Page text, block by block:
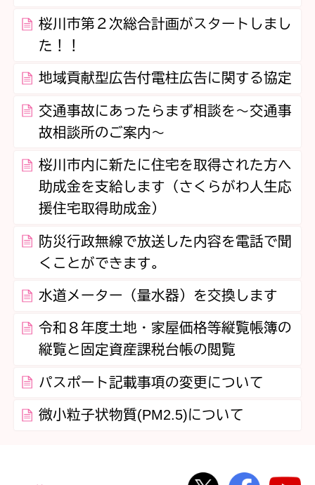
桜川市第２次総合計画がスタートしまし
た！！
地域貢献型広告付電柱広告に関する協定
交通事故にあったらまず相談を～交通事
故相談所のご案内～
桜川市内に新たに住宅を取得された方へ
助成金を支給します（さくらがわ人生応
援住宅取得助成金）
防災行政無線で放送した内容を電話で聞
くことができます。
水道メーター（量水器）を交換します
令和８年度土地・家屋価格等縦覧帳簿の
縦覧と固定資産課税台帳の閲覧
パスポート記載事項の変更について
微小粒子状物質(PM2.5)について